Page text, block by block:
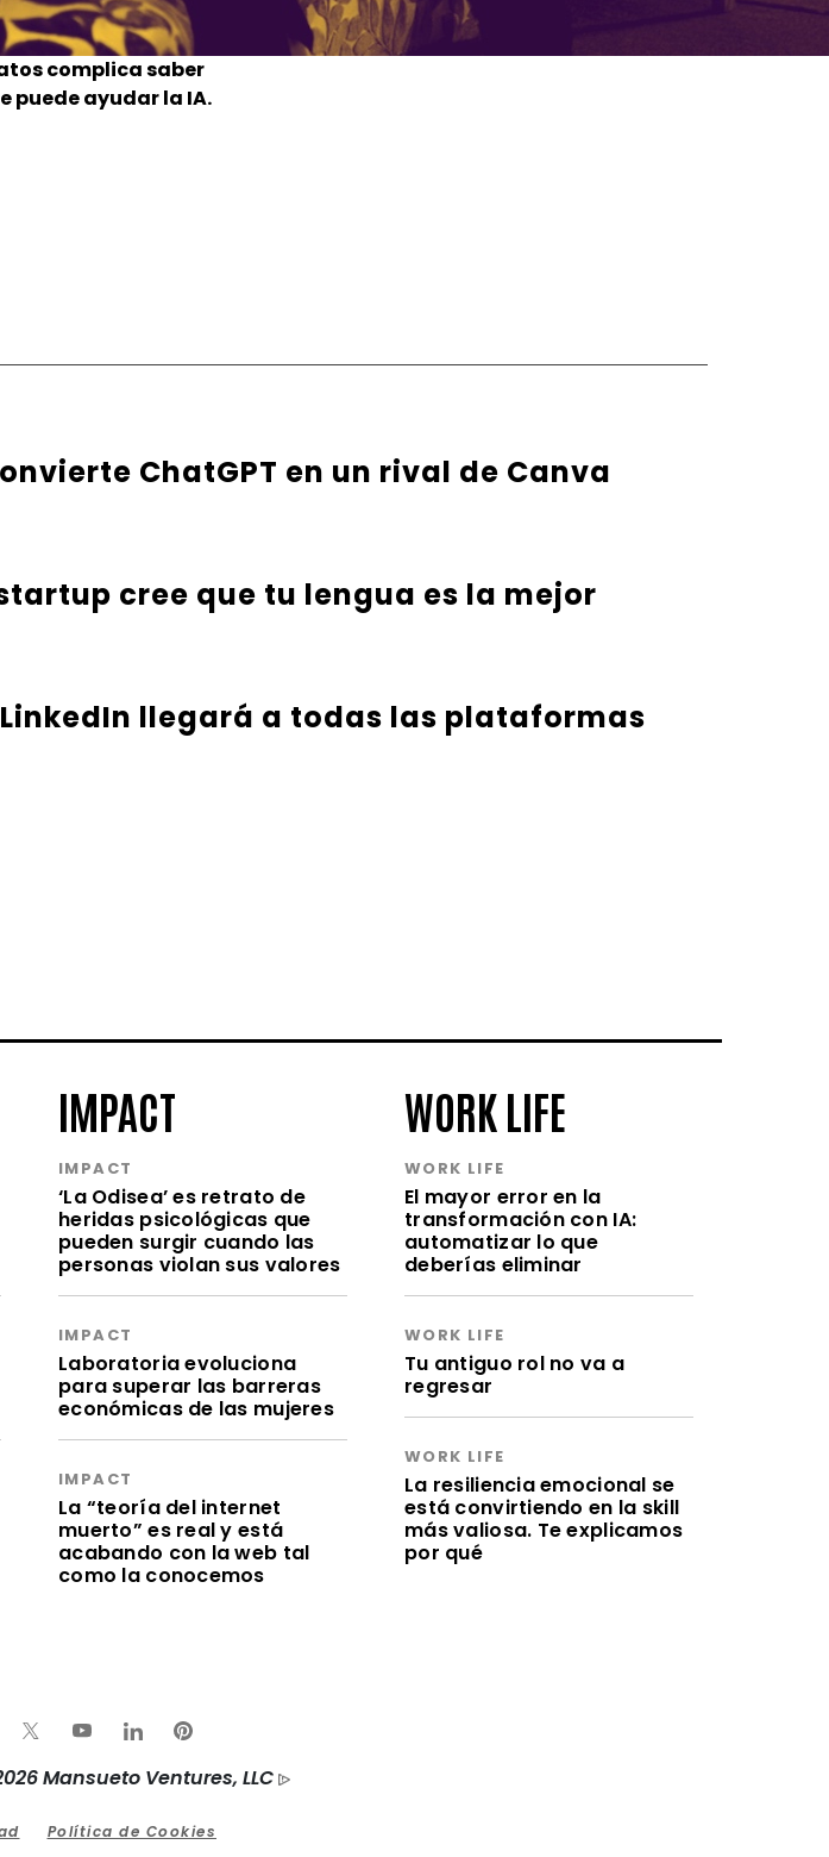
complica saber
puede ayudar la IA.
ChatGPT en un rival de Canva
cree que tu lengua es la mejor
llegará a todas las plataformas
IMPACT
IMPACT
‘La Odisea’ es retrato de
heridas psicológicas que
pueden surgir cuando las
personas violan sus valores
IMPACT
Laboratoria evoluciona
para superar las barreras
económicas de las mujeres
IMPACT
La “teoría del internet
muerto” es real y está
acabando con la web tal
como la conocemos
WORK LIFE
WORK LIFE
El mayor error en la
transformación con IA:
automatizar lo que
deberías eliminar
WORK LIFE
Tu antiguo rol no va a
regresar
WORK LIFE
La resiliencia emocional se
está convirtiendo en la skill
más valiosa. Te explicamos
por qué
Mansueto Ventures, LLC
Política de Cookies